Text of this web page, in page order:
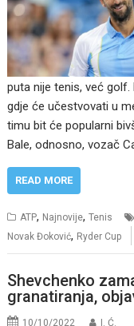
puta nije tenis, već golf.
gdje će učestvovati u
timu bit će popularni
Bale, odnosno, vozač
READ MORE
ATP, Najnovije,Tenis
Novak Đoković, Ryder Cup
Shevchenko
granatiranja,
10/10/2022 I. Ć.